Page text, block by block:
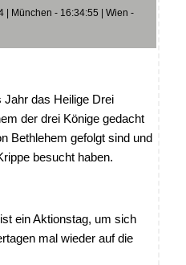
| München - 16:34:55 | Wien -
das Heilige Drei
der drei Könige gedacht
Bethlehem gefolgt sind und
besucht haben.
ein Aktionstag, um sich
mal wieder auf die